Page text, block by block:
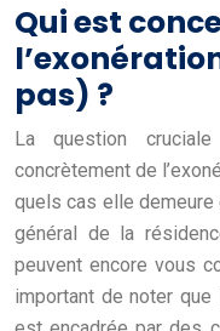
Qui est
pas) ?
La question
concrètement de
quels cas elle
général de la
peuvent encore vous
important de noter